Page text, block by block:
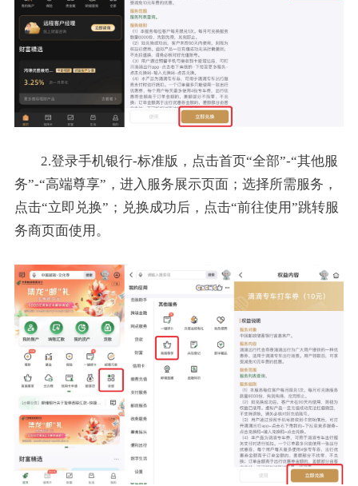
2.登录手机银行-标准版，点击首页“全部”-“其他服
务”-“高端尊享”，进入服务展示页面；选择所需服务，
点击“立即兑换”；兑换成功后，点击“前往使用”跳转服
务商页面使用。